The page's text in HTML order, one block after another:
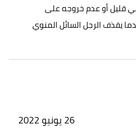
قليل أو عدم خروجه على
يقذف الرجل السائل المنوي
26 يونيو 2022